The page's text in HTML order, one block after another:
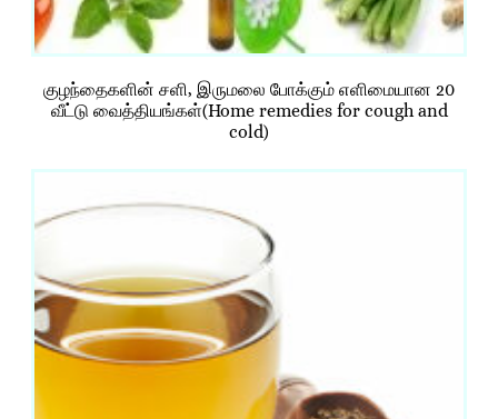
குழந்தைகளின் சளி, இருமலை போக்கும் எளிமையான 20
வீட்டு வைத்தியங்கள்(Home remedies for cough and
cold)